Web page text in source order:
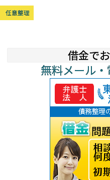
e
任意整理
借金で
無料メール